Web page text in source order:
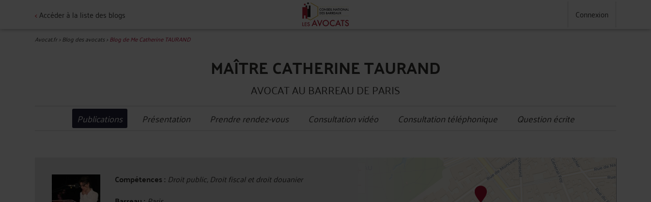
<Accéder à la liste des blogs Connexion
Avocat.fr>Blog des avocats>Blog de Me Catherine TAURAND
MAÎTRE CATHERINE TAURAND
AVOCAT AU BARREAU DE PARIS
Publications Présentation Prendre rendez-vous Consultation vidéo Consultation téléphonique Question écrite
Compétences : Droit public, Droit fiscal et droit douanier